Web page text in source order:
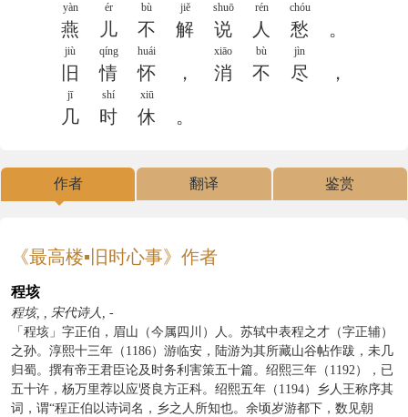
yàn ér bù jiě shuō rén chóu
燕 儿 不 解 说 人 愁 。
jiù qíng huái xiāo bù jìn
旧 情 怀 ， 消 不 尽 ，
jī shí xiū
几 时 休 。
作者 翻译 鉴赏
《最高楼▪旧时心事》作者
程垓
程垓, , 宋代诗人, -
「程垓」字正伯，眉山（今属四川）人。苏轼中表程之才（字正辅）
之孙。淳熙十三年（1186）游临安，陆游为其所藏山谷帖作跋，未几
归蜀。撰有帝王君臣论及时务利害策五十篇。绍熙三年（1192），已
五十许，杨万里荐以应贤良方正科。绍熙五年（1194）乡人王称序其
词，谓“程正伯以诗词名，乡之人所知也。余顷岁游都下，数见朝